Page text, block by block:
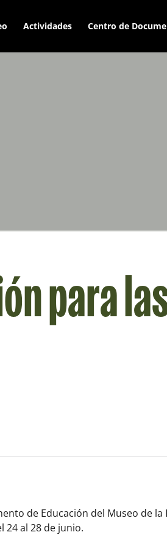
Actividades Centro de
para
de Educación del Museo de
24 al 28 de junio.